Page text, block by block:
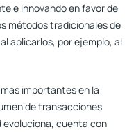
e innovando en favor de
métodos tradicionales de
aplicarlos, por ejemplo, al
importantes en la
de transacciones
evoluciona, cuenta con